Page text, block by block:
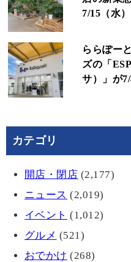
7/15（水
ららぽー
ズの「
サ）」が
カテゴリ
開店・閉店 (2,177)
ニュース (2,019)
イベント (1,012)
グルメ (521)
おでかけ (268)